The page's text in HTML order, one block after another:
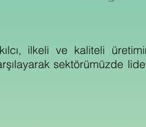
ilkeli ve kaliteli
sektörümüzde